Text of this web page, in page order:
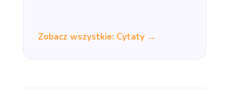
Zobacz wszystkie: Cytaty →